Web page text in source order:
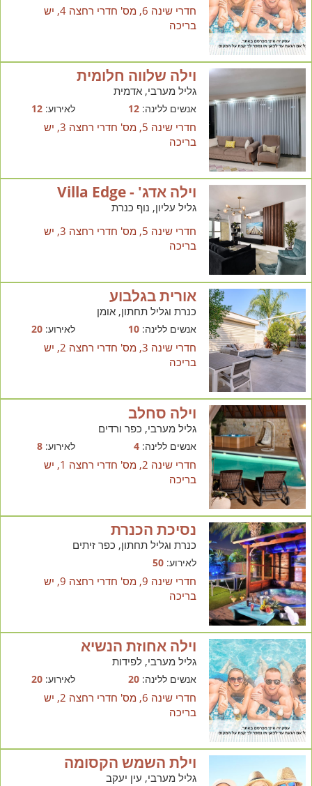
חדרי שינה 6, מס' חדרי רחצה 4, יש
בריכה
וילה שלווה חלומית
גליל מערבי, אדמית
אנשים ללינה:12 לאירוע:12
חדרי שינה 5, מס' חדרי רחצה 3, יש
בריכה
וילה אדג' - Villa Edge
גליל עליון, נוף כנרת
חדרי שינה 5, מס' חדרי רחצה 3, יש
בריכה
אורית בגלבוע
כנרת וגליל תחתון, אומן
אנשים ללינה:10 לאירוע:20
חדרי שינה 3, מס' חדרי רחצה 2, יש
בריכה
וילה סחלב
גליל מערבי, כפר ורדים
אנשים ללינה:4 לאירוע:8
חדרי שינה 2, מס' חדרי רחצה 1, יש
בריכה
נסיכת הכנרת
כנרת וגליל תחתון, כפר זיתים
לאירוע:50
חדרי שינה 9, מס' חדרי רחצה 9, יש
בריכה
וילה אחוזת הנשיא
גליל מערבי, לפידות
אנשים ללינה:20 לאירוע:20
חדרי שינה 6, מס' חדרי רחצה 2, יש
בריכה
וילת השמש הקסומה
גליל מערבי, עין יעקב